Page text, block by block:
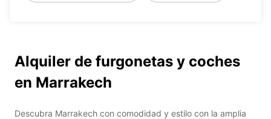
Alquiler de furgonetas y coches
en Marrakech
Descubra Marrakech con comodidad y estilo con la amplia